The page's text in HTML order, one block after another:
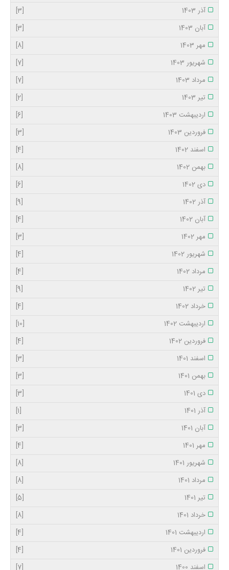
آذر 1403
[3]
آبان 1403
[3]
مهر 1403
[8]
شهریور 1403
[7]
مرداد 1403
[7]
تیر 1403
[2]
اردیبهشت 1403
[6]
فروردین 1403
[3]
اسفند 1402
[4]
بهمن 1402
[8]
دی 1402
[6]
آذر 1402
[9]
آبان 1402
[4]
مهر 1402
[3]
شهریور 1402
[4]
مرداد 1402
[4]
تیر 1402
[9]
خرداد 1402
[4]
اردیبهشت 1402
[10]
فروردین 1402
[4]
اسفند 1401
[3]
بهمن 1401
[3]
دی 1401
[3]
آذر 1401
[1]
آبان 1401
[3]
مهر 1401
[4]
شهریور 1401
[8]
مرداد 1401
[8]
تیر 1401
[5]
خرداد 1401
[8]
اردیبهشت 1401
[4]
فروردین 1401
[4]
اسفند 1400
[7]